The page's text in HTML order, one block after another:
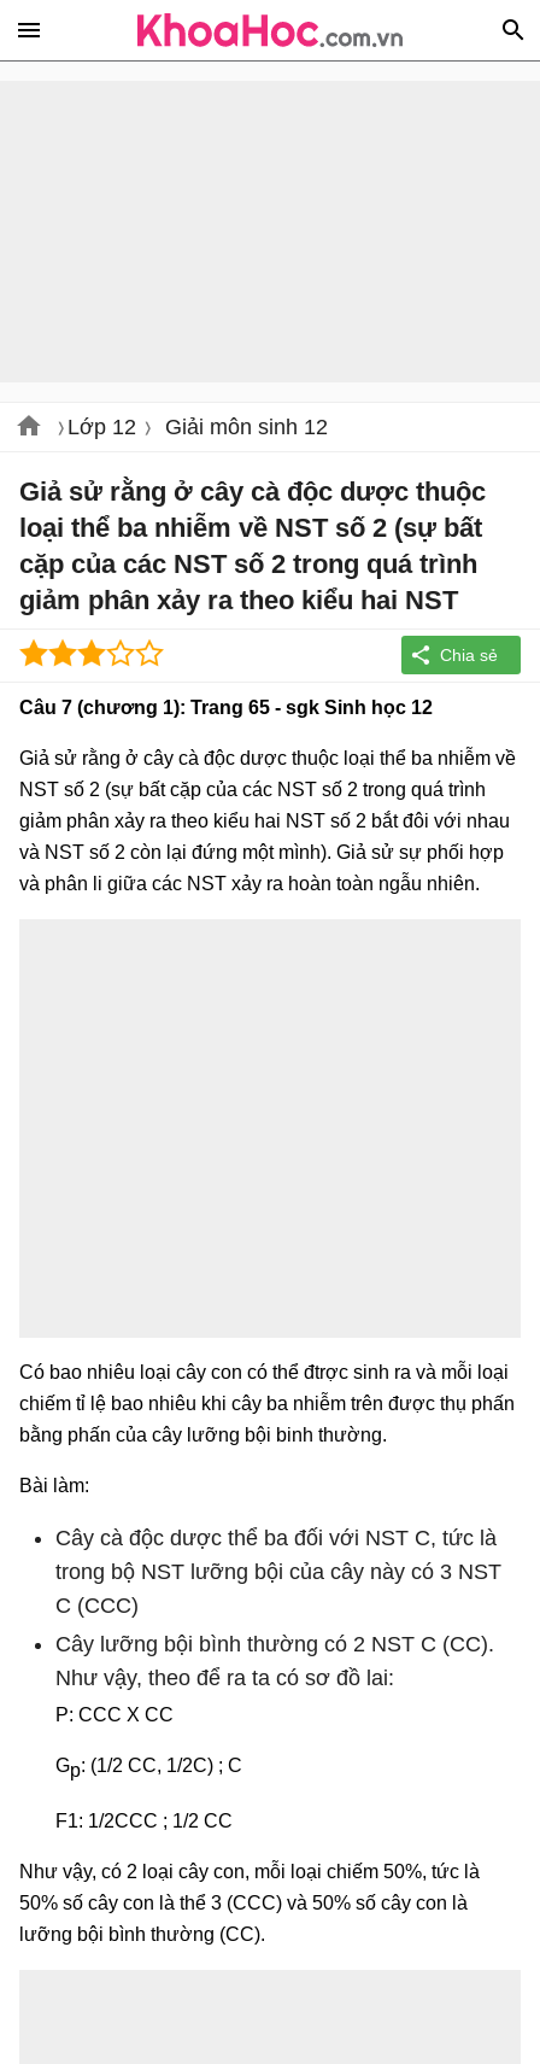
Lớp 12 Giải môn sinh 12
Giả sử rằng ở cây cà độc dược thuộc
loại thể ba nhiễm về NST số 2 (sự bất
cặp của các NST số 2 trong quá trình
giảm phân xảy ra theo kiểu hai NST
Câu 7 (chương 1): Trang 65 - sgk Sinh học 12
Giả sử rằng ở cây cà độc dược thuộc loại thể ba nhiễm về
NST số 2 (sự bất cặp của các NST số 2 trong quá trình
giảm phân xảy ra theo kiểu hai NST số 2 bắt đôi với nhau
và NST số 2 còn lại đứng một mình). Giả sử sự phối hợp
và phân li giữa các NST xảy ra hoàn toàn ngẫu nhiên.
Có bao nhiêu loại cây con có thể đtrợc sinh ra và mỗi loại
chiếm tỉ lệ bao nhiêu khi cây ba nhiễm trên được thụ phấn
bằng phấn của cây lưỡng bội binh thường.
Bài làm:
Cây cà độc dược thể ba đối với NST C, tức là
trong bộ NST lưỡng bội của cây này có 3 NST
C (CCC)
Cây lưỡng bội bình thường có 2 NST C (CC).
Như vậy, theo để ra ta có sơ đồ lai:
P: CCC X CC
Gp: (1/2 CC, 1/2C) ; C
F1: 1/2CCC ; 1/2 CC
Như vậy, có 2 loại cây con, mỗi loại chiếm 50%, tức là
50% số cây con là thể 3 (CCC) và 50% số cây con là
lưỡng bội bình thường (CC).